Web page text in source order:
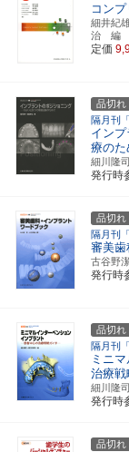
コン
細井紀
治 編
定価
品切れ
隔月刊
イン
療のた
細川隆
発行時
品切れ
隔月刊
審美歯
古谷野
発行時
品切れ
隔月刊
ミニ
治療戦
細川隆
発行時
品切れ